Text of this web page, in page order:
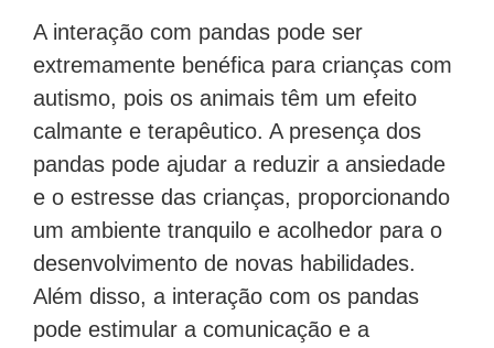
A interação com pandas pode ser
extremamente benéfica para crianças com
autismo, pois os animais têm um efeito
calmante e terapêutico. A presença dos
pandas pode ajudar a reduzir a ansiedade
e o estresse das crianças, proporcionando
um ambiente tranquilo e acolhedor para o
desenvolvimento de novas habilidades.
Além disso, a interação com os pandas
pode estimular a comunicação e a